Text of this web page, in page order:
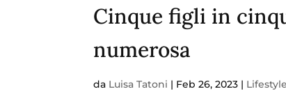
Cinque figli in
numerosa
da Luisa Tatoni | Feb 26, 2023 |